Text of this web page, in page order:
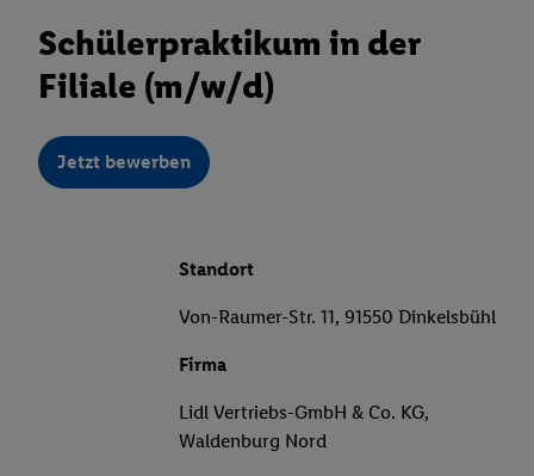
Schülerpraktikum in der
Filiale (m/w/d)
Jetzt bewerben
Standort
Von-Raumer-Str. 11, 91550 Dinkelsbühl
Firma
Lidl Vertriebs-GmbH & Co. KG,
Waldenburg Nord